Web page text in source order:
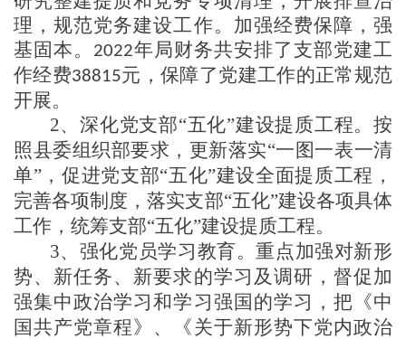
理，规范党务建设工作。 加强经费保障 ，强
基固本。 2022年 局财务共安排了支部党建工
作经费38815元 ，保障了党建工作的正常规范
开展。
2、深化党支部“五化”建设提质工程。按
照县委组织部要求， 更新落实“一图一表一清
单”，促进党支部“五化”建设全面提质工程 ，
完善各项制度，落实支部“五化”建设各项具体
工作，统筹支部“五化”建设提质工程。
3、 强化党员学习教育。重点加强对新形
势、新任务、新要求的学习 及 调研， 督促加
强集中政治学习和学习强国的学习， 把《中
国共产党章程》、《关于新形势下党内政治